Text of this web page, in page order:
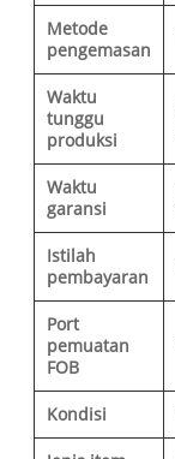
Metode
pengemasan
Waktu
tunggu
produksi
Waktu
garansi
Istilah
pembayaran
Port
pemuatan
FOB
Kondisi